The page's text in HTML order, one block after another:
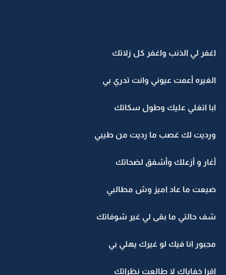
اغفر لي الذنب واغفر كل زلاتك
الغيره أعمت عيوني وانت تدري بي
ابا اتغلي عليك وطول سكاتك
ورديت لك غصب ما رديت من طيبي
أغار و أزعلك وأشفق لضحاتك
ضيعت ما عاد اميز وش مطالبي
شف حالتي ما بقى لي غير شوفاتك
مجبور انا فيك لو غيرك يهلي بي
اقرا خفاياك لا طالعت نظراتك